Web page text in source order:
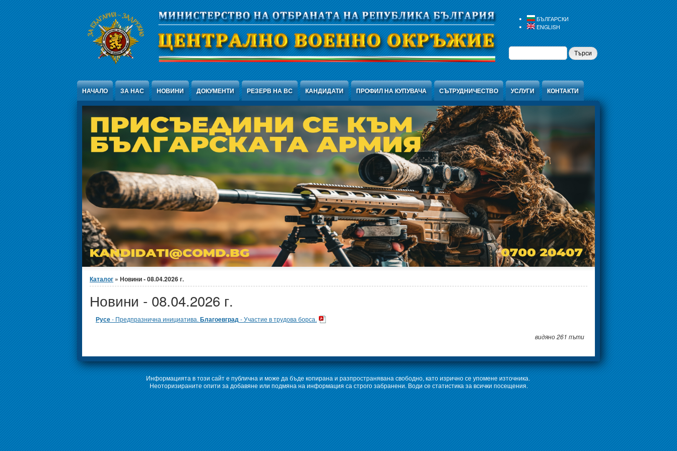
Jump to Content
БЪЛГАРСКИ
ENGLISH
ФОРМА ЗА
ТЪРСЕНЕ
ТЪРСИ
НАЧАЛО ЗА НАС НОВИНИ ДОКУМЕНТИ РЕЗЕРВ НА ВС КАНДИДАТИ ПРОФИЛ НА КУПУВАЧА СЪТРУДНИЧЕСТВО УСЛУГИ КОНТАКТИ
Вие сте тук
Каталог » Новини - 08.04.2026 г.
Новини - 08.04.2026 г.
Русе- Предпразнична инициатива. Благоевград- Участие в трудова борса.
видяно 261 пъти
Информацията в този сайт е публична и може да бъде копирана и разпространявана свободно, като изрично се упомене източника.
Неоторизираните опити за добавяне или подмяна на информация са строго забранени. Води се статистика за всички посещения.